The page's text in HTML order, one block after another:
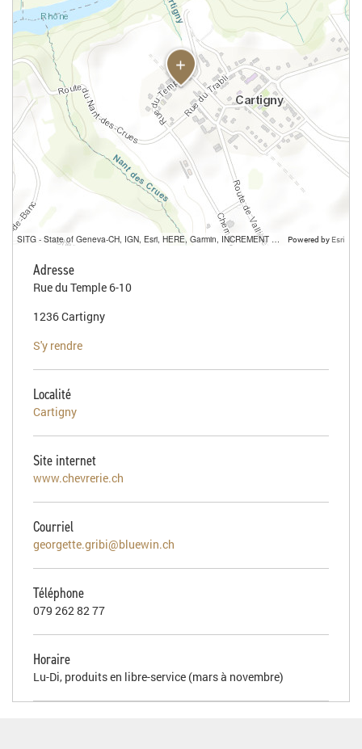
SITG - State of Geneva-CH, IGN, Esri, HERE, Garmin, INCREMENT P, USGS, METI/NASA Powered by Esri
Adresse
Rue du Temple 6-10
1236 Cartigny
S'y rendre
Localité
Cartigny
Site internet
www.chevrerie.ch
Courriel
georgette.gribi@bluewin.ch
Téléphone
079 262 82 77
Horaire
Lu-Di, produits en libre-service (mars à novembre)